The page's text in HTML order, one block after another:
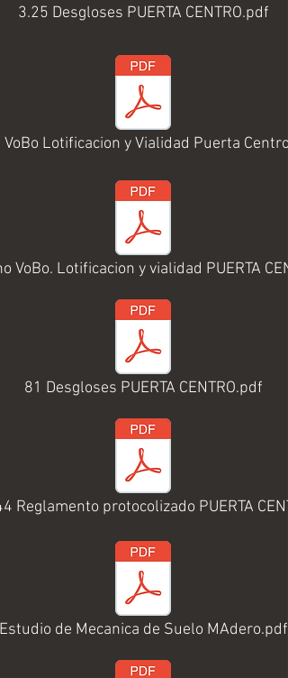
3.25 Desgloses PUERTA CENTRO.pdf
Lotificacion y Vialidad Puerta
VoBo. Lotificacion y vialidad PUERTA
81 Desgloses PUERTA CENTRO.pdf
Reglamento protocolizado PUERTA
de Mecanica de Suelo MAdero.pdf